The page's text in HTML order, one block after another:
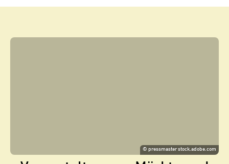
©pressmaster stock.adobe.com